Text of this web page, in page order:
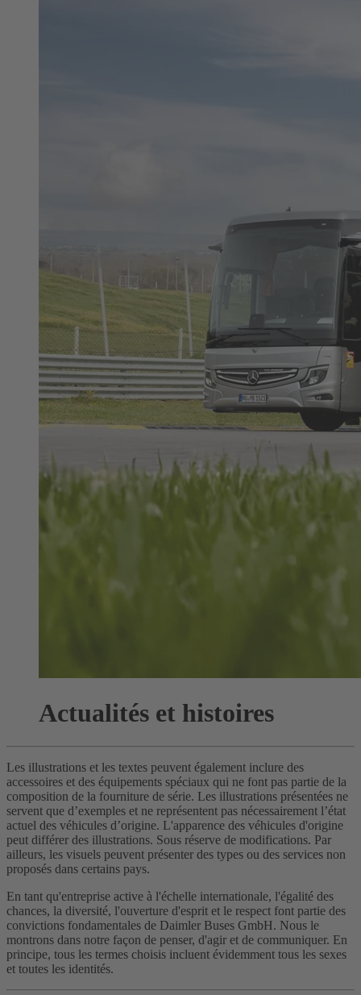
Actualités et histoires
Les illustrations et les textes peuvent également inclure des
accessoires et des équipements spéciaux qui ne font pas partie de la
composition de la fourniture de série. Les illustrations présentées ne
servent que d’exemples et ne représentent pas nécessairement l’état
actuel des véhicules d’origine. L'apparence des véhicules d'origine
peut différer des illustrations. Sous réserve de modifications. Par
ailleurs, les visuels peuvent présenter des types ou des services non
proposés dans certains pays.
En tant qu'entreprise active à l'échelle internationale, l'égalité des
chances, la diversité, l'ouverture d'esprit et le respect font partie des
convictions fondamentales de Daimler Buses GmbH. Nous le
montrons dans notre façon de penser, d'agir et de communiquer. En
principe, tous les termes choisis incluent évidemment tous les sexes
et toutes les identités.